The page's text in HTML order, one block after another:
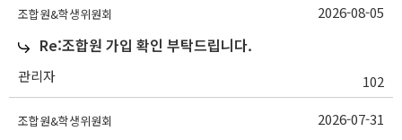
조합원&학생위원회
Re:조합원 가입 확인 부탁드립니다.
관리자 102
2026-08-05
조합원&학생위원회 2026-07-31